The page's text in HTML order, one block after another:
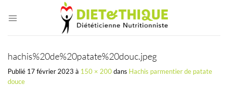
hachis%20de%20patate%20douc.jpeg
Publié 17 février 2023 à 150 × 200 dans Hachis parmentier de patate
douce